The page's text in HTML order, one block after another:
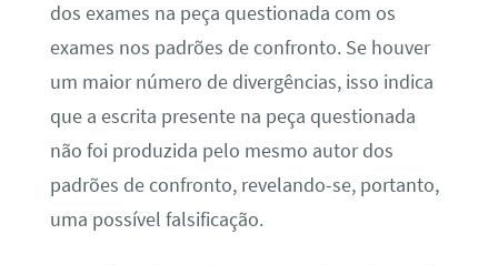
dos exames na peça questionada com os
exames nos padrões de confronto. Se houver
um maior número de divergências, isso indica
que a escrita presente na peça questionada
não foi produzida pelo mesmo autor dos
padrões de confronto, revelando-se, portanto,
uma possível falsificação.